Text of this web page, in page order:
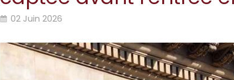
02 Juin 2026